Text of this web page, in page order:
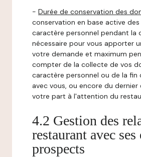
- Durée de conservation des
conservation en base active des
caractère personnel pendant la
nécessaire pour vous apporter
votre demande et maximum
compter de la collecte de vos
caractère personnel ou de la fin
avec vous, ou encore du
votre part à l'attention du
4.2 Gestion des
restaurant avec
prospects